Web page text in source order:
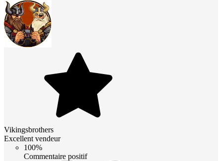
Vikingsbrothers
Excellent vendeur
100%
Commentaire positif